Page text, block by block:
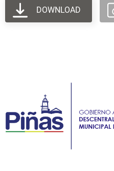
DOWNLOAD